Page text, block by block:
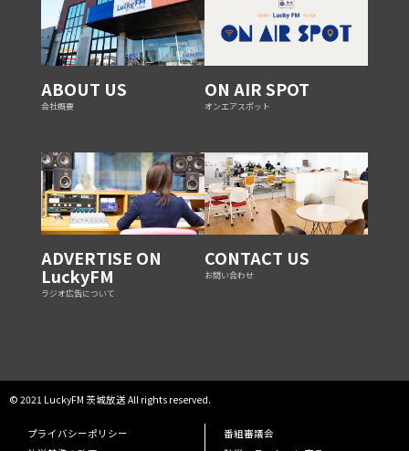
ABOUT US
会社概要
ON AIR SPOT
オンエアスポット
ADVERTISE ON
LuckyFM
ラジオ広告について
CONTACT US
お問い合わせ
© 2021 LuckyFM 茨城放送 All rights reserved.
プライバシーポリシー
番組審議会